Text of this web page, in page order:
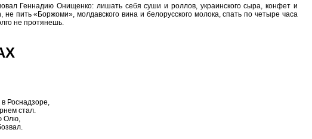
Геннадию Онищенко: лишать себя суши и роллов, украинского сыра, конфет и
не пить «Боржоми», молдавского вина и белорусского молока, спать по четыре часа
не протянешь.
Роснадзоре,
стал.
Олю,